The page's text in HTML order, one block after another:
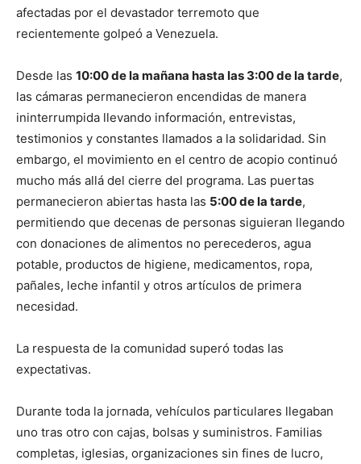
afectadas por el devastador terremoto que
recientemente golpeó a Venezuela.
Desde las 10:00 de la mañana hasta las 3:00 de la tarde,
las cámaras permanecieron encendidas de manera
ininterrumpida llevando información, entrevistas,
testimonios y constantes llamados a la solidaridad. Sin
embargo, el movimiento en el centro de acopio continuó
mucho más allá del cierre del programa. Las puertas
permanecieron abiertas hasta las 5:00 de la tarde,
permitiendo que decenas de personas siguieran llegando
con donaciones de alimentos no perecederos, agua
potable, productos de higiene, medicamentos, ropa,
pañales, leche infantil y otros artículos de primera
necesidad.
La respuesta de la comunidad superó todas las
expectativas.
Durante toda la jornada, vehículos particulares llegaban
uno tras otro con cajas, bolsas y suministros. Familias
completas, iglesias, organizaciones sin fines de lucro,